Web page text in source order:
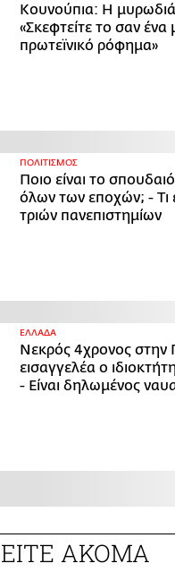
Κουνούπια: Η
«Σκεφτείτε το σαν ένα
πρωτεϊνικό ρόφημα»
ΠΟΛΙΤΙΣΜΟΣ
Ποιο είναι το
όλων των εποχών; - Τι
τριών πανεπιστημίων
ΕΛΛΑΔΑ
Νεκρός 4χρονος στην
εισαγγελέα ο
- Είναι δηλωμένος
ΑΚΟΜΑ